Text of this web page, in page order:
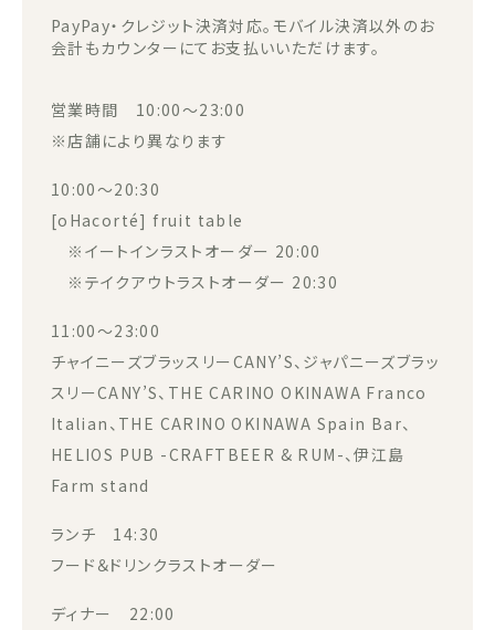
PayPay・クレジット決済対応。モバイル決済以外のお
会計もカウンターにてお支払いいただけます。
営業時間 10:00～23:00
※店舗により異なります
10:00～20:30
[oHacorté] fruit table
※イートインラストオーダー 20:00
※テイクアウトラストオーダー 20:30
11:00～23:00
チャイニーズブラッスリーCANY’S、ジャパニーズブラッ
スリーCANY’S、THE CARINO OKINAWA Franco
Italian、THE CARINO OKINAWA Spain Bar、
HELIOS PUB -CRAFTBEER & RUM-、伊江島
Farm stand
ランチ 14:30
フード＆ドリンクラストオーダー
ディナー 22:00